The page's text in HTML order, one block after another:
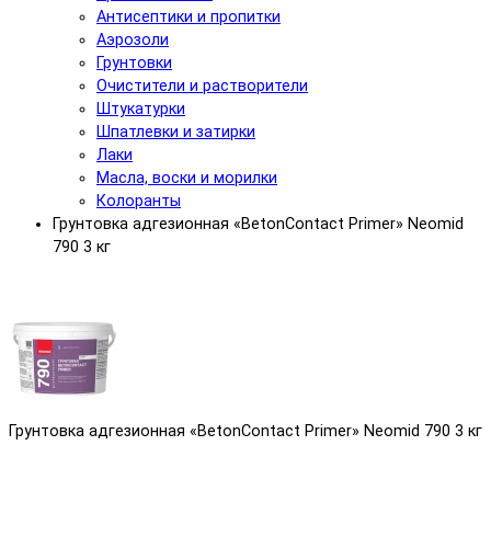
Антисептики и пропитки
Аэрозоли
Грунтовки
Очистители и растворители
Штукатурки
Шпатлевки и затирки
Лаки
Масла, воски и морилки
Колоранты
Грунтовка адгезионная «BetonContact Primer» Neomid
790 3 кг
Грунтовка адгезионная «BetonContact Primer» Neomid 790 3 кг